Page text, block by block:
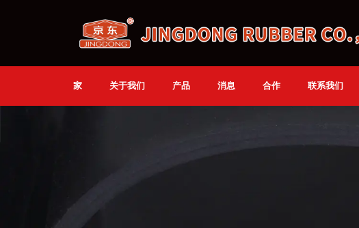
家 关于我们 产品 消息 合作 联系我们